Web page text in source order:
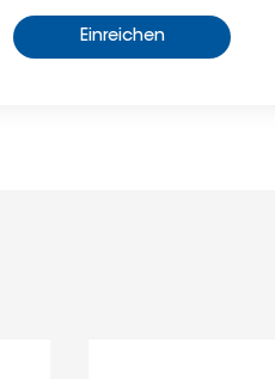
Einreichen